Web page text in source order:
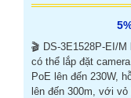
🎬 DS-3E1528P-EI/
có thể lắp đặt
PoE lên đến 230W,
lên đến 300m, với